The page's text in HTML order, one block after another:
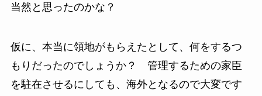
当然と思ったのかな？
仮に、本当に領地がもらえたとして、何をするつ
もりだったのでしょうか？ 管理するための家臣
を駐在させるにしても、海外となるので大変です